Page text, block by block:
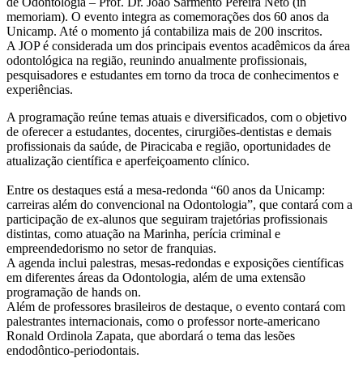
memoriam). O evento integra as comemorações dos 60 anos da
Unicamp. Até o momento já contabiliza mais de 200 inscritos.
A JOP é considerada um dos principais eventos acadêmicos da área
odontológica na região, reunindo anualmente profissionais,
pesquisadores e estudantes em torno da troca de conhecimentos e
experiências.
A programação reúne temas atuais e diversificados, com o objetivo
de oferecer a estudantes, docentes, cirurgiões-dentistas e demais
profissionais da saúde, de Piracicaba e região, oportunidades de
atualização científica e aperfeiçoamento clínico.
Entre os destaques está a mesa-redonda “60 anos da Unicamp:
carreiras além do convencional na Odontologia”, que contará com a
participação de ex-alunos que seguiram trajetórias profissionais
distintas, como atuação na Marinha, perícia criminal e
empreendedorismo no setor de franquias.
A agenda inclui palestras, mesas-redondas e exposições científicas
em diferentes áreas da Odontologia, além de uma extensão
programação de hands on.
Além de professores brasileiros de destaque, o evento contará com
palestrantes internacionais, como o professor norte-americano
Ronald Ordinola Zapata, que abordará o tema das lesões
endodôntico-periodontais.